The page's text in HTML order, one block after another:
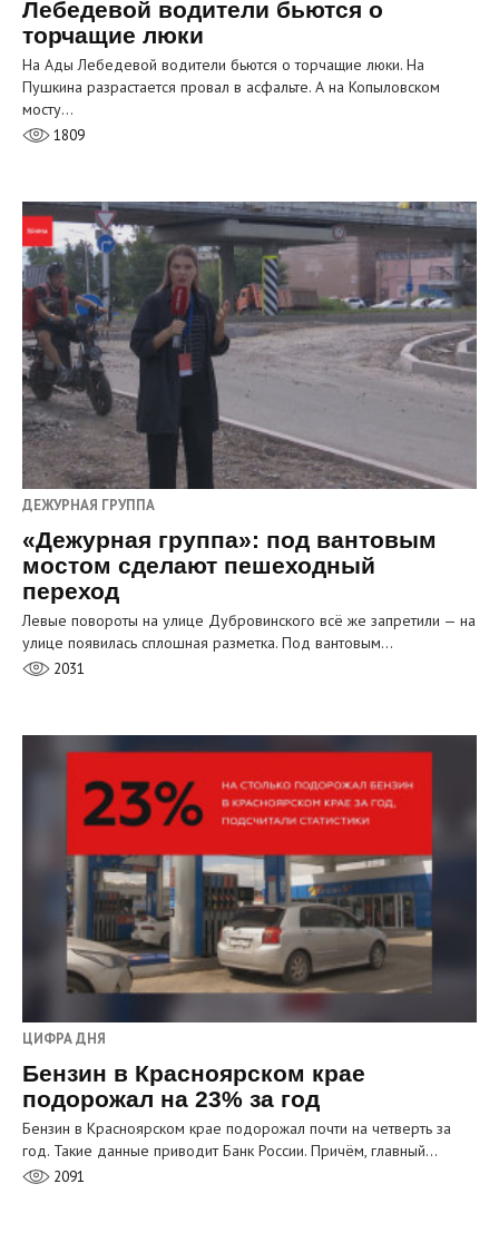
Лебедевой водители бьются о
торчащие люки
На Ады Лебедевой водители бьются о торчащие люки. На
Пушкина разрастается провал в асфальте. А на Копыловском
мосту…
1809
ДЕЖУРНАЯ ГРУППА
«Дежурная группа»: под вантовым
мостом сделают пешеходный
переход
Левые повороты на улице Дубровинского всё же запретили — на
улице появилась сплошная разметка. Под вантовым…
2031
ЦИФРА ДНЯ
Бензин в Красноярском крае
подорожал на 23% за год
Бензин в Красноярском крае подорожал почти на четверть за
год. Такие данные приводит Банк России. Причём, главный…
2091